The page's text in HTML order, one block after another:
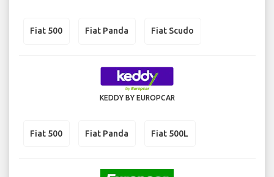
Fiat 500 Fiat Panda Fiat Scudo
KEDDY BY EUROPCAR
Fiat 500 Fiat Panda Fiat 500L